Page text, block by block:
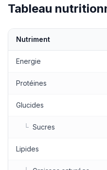
Tableau
Nutriment
Energie
Protéines
Glucides
└ Sucres
Lipides